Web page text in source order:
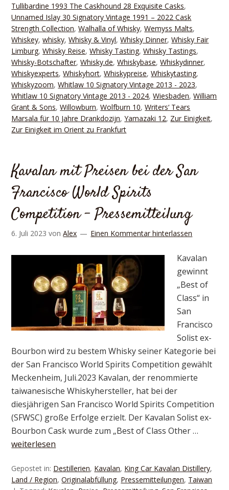
Tullibardine 1993 The Caskhound 28 Exquisite Casks,
Unnamed Islay 30 Signatory Vintage 1991 – 2022 Cask
Strength Collection,Walhalla of Whisky,Wemyss Malts,
Whiskey,whisky,Whisky & Vinyl,Whisky Dinner,Whisky Fair
Limburg,Whisky Reise,Whisky Tasting,Whisky Tastings,
Whisky-Botschafter,Whisky.de,Whiskybase,Whiskydinner,
Whiskyexperts,Whiskyhort,Whiskypreise,Whiskytasting,
Whiskyzoom,Whitlaw 10 Signatory Vintage 2013 - 2023,
Whitlaw 10 Signatory Vintage 2013 - 2024,Wiesbaden,William
Grant & Sons,Willowburn,Wolfburn 10,Writers‘ Tears
Marsala für 10 Jahre Drankdozijn,Yamazaki 12, Zur Einigkeit,
Zur Einigkeit im Orient zu Frankfurt
Kavalan mit Preisen bei der San
Francisco World Spirits
Competition – Pressemitteilung
6. Juli 2023 vonAlex Einen Kommentar hinterlassen
Kavalan
gewinnt
„Best of
Class“ in
San
Francisco
Solist ex-
Bourbon wird zu bestem Whisky seiner Kategorie bei
der San Francisco World Spirits Competition gewählt
Meckenheim, Juli.2023 Kavalan, der renommierte
taiwanesische Whiskyhersteller, hat bei der
diesjährigen San Francisco World Spirits Competition
(SFWSC) große Erfolge erzielt. Der Kavalan Solist ex-
Bourbon Cask wurde zum „Best of Class Other …
weiterlesen
Gepostet in: Destillerien, Kavalan, King Car Kavalan Distillery,
Land / Region,Originalabfüllung, Pressemitteilungen, Taiwan